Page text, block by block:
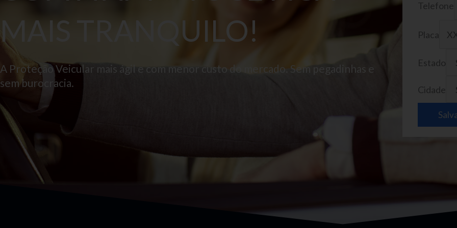
MAIS TRANQUILO!
A Proteção Veicular mais ágil e com menor custo do mercado. Sem pegadinhas e
sem burocracia.
Telefone
Placa
Estado
Cidade